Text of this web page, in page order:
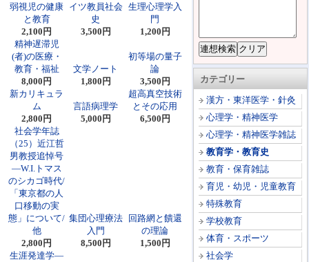
カテゴリー
漢方・東洋医学・針灸
心理学・精神医学
心理学・精神医学雑誌
教育学・教育史
教育・保育雑誌
育児・幼児・児童教育
特殊教育
学校教育
体育・スポーツ
社会学
弱視児の健康
と教育
2,100円
イツ教員社会
史
3,500円
生理心理学入
門
1,200円
精神遅滞児
(者)の医療・
教育・福祉
8,000円
文学ノート
1,800円
初等場の量子
論
3,500円
新カリキュラ
ム
2,800円
言語病理学
5,000円
超高真空技術
とその応用
6,500円
社会学年誌
（25）近江哲
男教授追悼号
―W.I.トマス
のシカゴ時代/
「東京都の人
口移動の実
態」について/
他
2,800円
集団心理療法
入門
8,500円
回路網と饋還
の理論
1,500円
生涯発達学―